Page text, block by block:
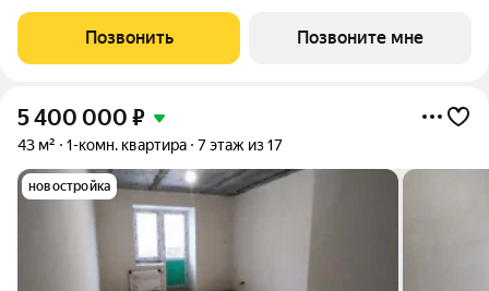
Позвонить Позвоните мне
5 400 000 ₽
43 м² 1-комн. квартира 7 этаж из 17
новостройка